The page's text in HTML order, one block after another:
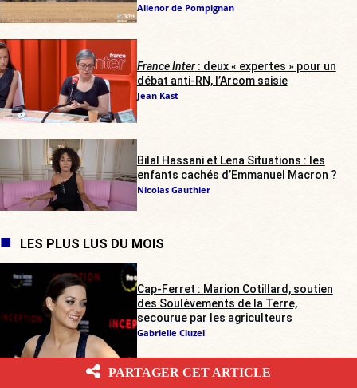
Alienor de Pompignan
France Inter: deux « expertes » pour un
débat anti-RN, l’Arcom saisie
Jean Kast
Bilal Hassani et Lena Situations : les
enfants cachés d’Emmanuel Macron ?
Nicolas Gauthier
LES PLUS LUS DU MOIS
Cap-Ferret : Marion Cotillard, soutien
des Soulèvements de la Terre,
secourue par les agriculteurs
Gabrielle Cluzel
PARTAGER CET ARTICLE